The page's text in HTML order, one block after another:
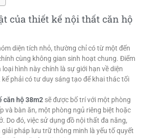
của thiết kế nội thất căn hộ
diện tích nhỏ, thường chỉ có từ một đến
cùng không gian sinh hoạt chung. Điểm
hình này chính là sự giới hạn về diện
phải có tư duy sáng tạo để khai thác tối
căn hộ 38m2 sẽ được bố trí với một phòng
và bàn ăn, một phòng ngủ riêng biệt hoặc
Do đó, việc sử dụng đồ nội thất đa năng,
pháp lưu trữ thông minh là yếu tố quyết